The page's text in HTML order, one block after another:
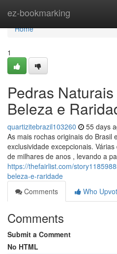
ez-bookmarking
Home
Home
1
Pedras
Beleza e
quartizitebrazil103260 55 days
As mais rochas originais do Brasil
exclusividade excepcionais.
de milhares de anos , levando a
https://thefairlist.com/
beleza-e-raridade
Comments
Who
Comments
Submit a Comment
No HTML